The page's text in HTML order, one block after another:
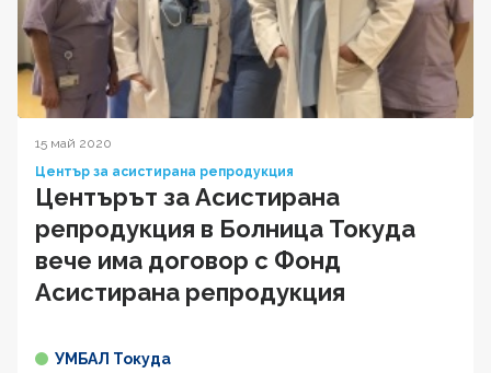
15 май 2020
Център за асистирана репродукция
Центърът за Асистирана
репродукция в Болница Токуда
вече има договор с Фонд
Асистирана репродукция
УМБАЛ Токуда